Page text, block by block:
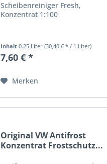
Scheibenreiniger Fresh,
Konzentrat 1:100
Inhalt0.25 Liter(30,40 € * / 1 Liter)
7,60 € *
Merken
Original VW Antifrost
Konzentrat Frostschutz...